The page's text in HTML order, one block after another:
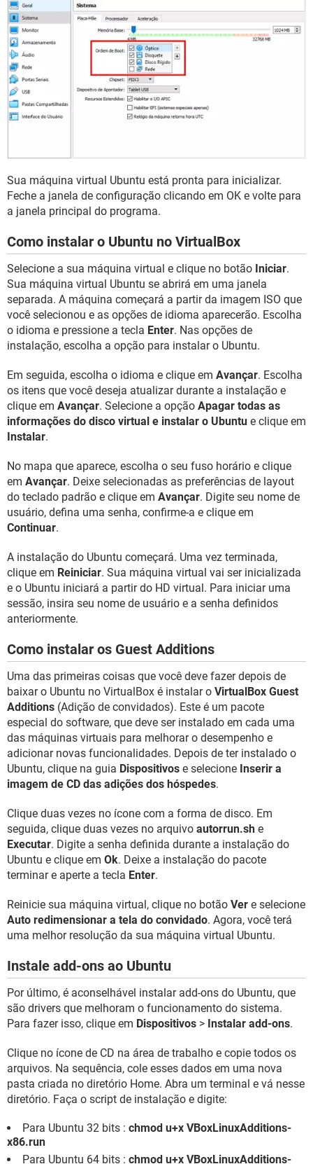
Sua máquina virtual Ubuntu está pronta para inicializar.
Feche a janela de configuração clicando em OK e volte para
a janela principal do programa.
Como instalar o Ubuntu no VirtualBox
Selecione a sua máquina virtual e clique no botão Iniciar.
Sua máquina virtual Ubuntu se abrirá em uma janela
separada. A máquina começará a partir da imagem ISO que
você selecionou e as opções de idioma aparecerão. Escolha
o idioma e pressione a tecla Enter. Nas opções de
instalação, escolha a opção para instalar o Ubuntu.
Em seguida, escolha o idioma e clique em Avançar. Escolha
os itens que você deseja atualizar durante a instalação e
clique em Avançar. Selecione a opção Apagar todas as
informações do disco virtual e instalar o Ubuntu e clique em
Instalar.
No mapa que aparece, escolha o seu fuso horário e clique
em Avançar. Deixe selecionadas as preferências de layout
do teclado padrão e clique em Avançar. Digite seu nome de
usuário, defina uma senha, confirme-a e clique em
Continuar.
A instalação do Ubuntu começará. Uma vez terminada,
clique em Reiniciar. Sua máquina virtual vai ser inicializada
e o Ubuntu iniciará a partir do HD virtual. Para iniciar uma
sessão, insira seu nome de usuário e a senha definidos
anteriormente.
Como instalar os Guest Additions
Uma das primeiras coisas que você deve fazer depois de
baixar o Ubuntu no VirtualBox é instalar o VirtualBox Guest
Additions (Adição de convidados). Este é um pacote
especial do software, que deve ser instalado em cada uma
das máquinas virtuais para melhorar o desempenho e
adicionar novas funcionalidades. Depois de ter instalado o
Ubuntu, clique na guia Dispositivos e selecione Inserir a
imagem de CD das adições dos hóspedes.
Clique duas vezes no ícone com a forma de disco. Em
seguida, clique duas vezes no arquivo autorrun.sh e
Executar. Digite a senha definida durante a instalação do
Ubuntu e clique em Ok. Deixe a instalação do pacote
terminar e aperte a tecla Enter.
Reinicie sua máquina virtual, clique no botão Ver e selecione
Auto redimensionar a tela do convidado. Agora, você terá
uma melhor resolução da sua máquina virtual Ubuntu.
Instale add-ons ao Ubuntu
Por último, é aconselhável instalar add-ons do Ubuntu, que
são drivers que melhoram o funcionamento do sistema.
Para fazer isso, clique em Dispositivos > Instalar add-ons.
Clique no ícone de CD na área de trabalho e copie todos os
arquivos. Na sequência, cole esses dados em uma nova
pasta criada no diretório Home. Abra um terminal e vá nesse
diretório. Faça o script de instalação e digite:
Para Ubuntu 32 bits : chmod u+x VBoxLinuxAdditions-
x86.run
Para Ubuntu 64 bits : chmod u+x VBoxLinuxAdditions-